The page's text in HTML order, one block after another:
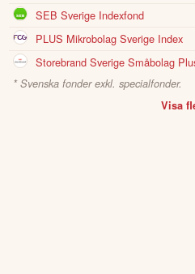
garanti för framtida avkastning.
andra förbättringsförslag i
kontakta oss .
SEB Sverige Indexfond
PLUS Mikrobolag Sverige Index
Storebrand Sverige Småbolag
* Svenska fonder exkl. specialfonder.
Visa